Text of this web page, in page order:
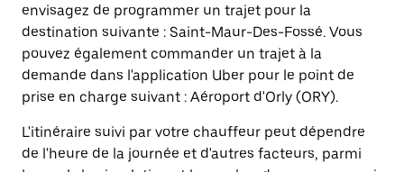
envisagez de programmer un trajet pour la
destination suivante : Saint-Maur-Des-Fossé. Vous
pouvez également commander un trajet à la
demande dans l'application Uber pour le point de
prise en charge suivant : Aéroport d'Orly (ORY).
L'itinéraire suivi par votre chauffeur peut dépendre
de l'heure de la journée et d'autres facteurs, parmi